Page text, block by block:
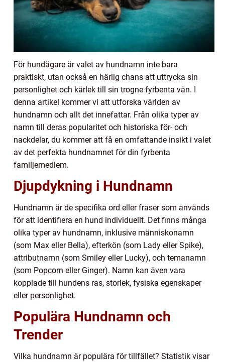
För hundägare är valet av hundnamn inte bara
praktiskt, utan också en härlig chans att uttrycka sin
personlighet och kärlek till sin trogne fyrbenta vän. I
denna artikel kommer vi att utforska världen av
hundnamn och allt det innefattar. Från olika typer av
namn till deras popularitet och historiska för- och
nackdelar, du kommer att få en omfattande insikt i valet
av det perfekta hundnamnet för din fyrbenta
familjemedlem.
Djupdykning i Hundnamn
Hundnamn är de specifika ord eller fraser som används
för att identifiera en hund individuellt. Det finns många
olika typer av hundnamn, inklusive människonamn
(som Max eller Bella), efterkön (som Lady eller Spike),
attributnamn (som Smiley eller Lucky), och temanamn
(som Popcorn eller Ginger). Namn kan även vara
kopplade till hundens ras, storlek, fysiska egenskaper
eller personlighet.
Populära Hundnamn och
Trender
Vilka hundnamn är populära för tillfället? Statistik visar